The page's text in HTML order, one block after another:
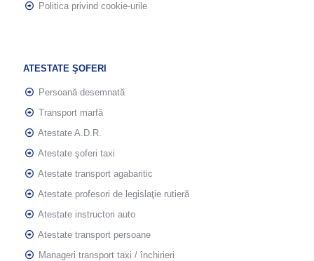
Politica privind cookie-urile
ATESTATE ŞOFERI
Persoană desemnată
Transport marfă
Atestate A.D.R.
Atestate şoferi taxi
Atestate transport agabaritic
Atestate profesori de legislaţie rutieră
Atestate instructori auto
Atestate transport persoane
Manageri transport taxi / închirieri